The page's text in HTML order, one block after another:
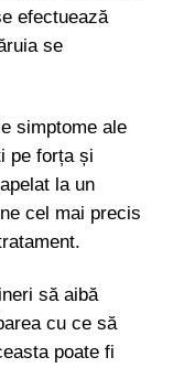
efectuează
se
simptome ale
pe forța și
la un
cel mai precis
să aibă
cu ce să
poate fi